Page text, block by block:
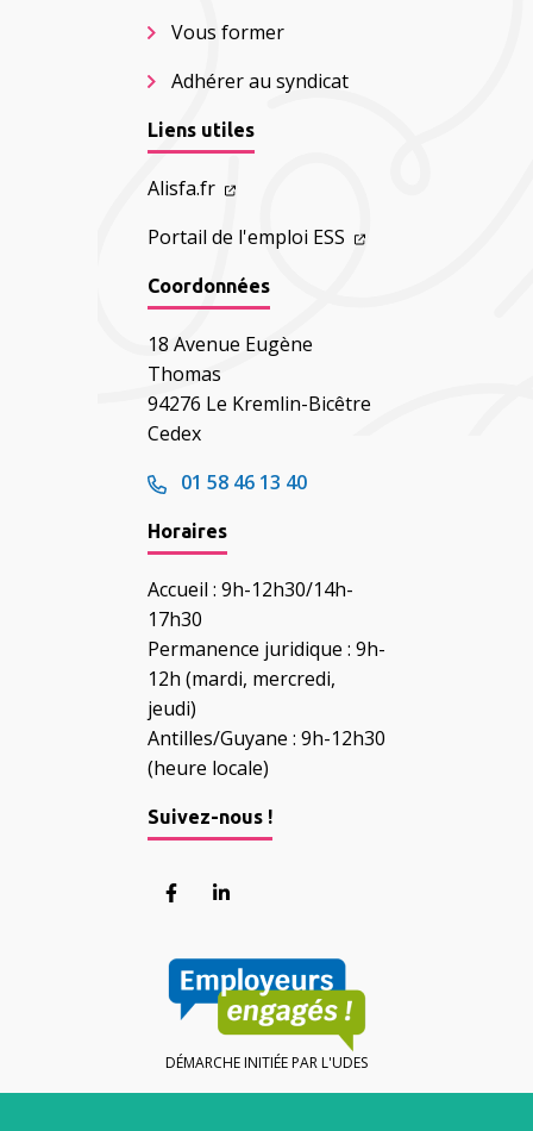
Vous former
Adhérer au syndicat
Liens utiles
Alisfa.fr
Portail de l'emploi ESS
Coordonnées
18 Avenue Eugène
Thomas
94276 Le Kremlin-Bicêtre
Cedex
01 58 46 13 40
Horaires
Accueil : 9h-12h30/14h-
17h30
Permanence juridique : 9h-
12h (mardi, mercredi,
jeudi)
Antilles/Guyane : 9h-12h30
(heure locale)
Suivez-nous !
Lien vers le compte Facebook
Lien vers le compte Linkedin
DÉMARCHE INITIÉE PAR L'UDES